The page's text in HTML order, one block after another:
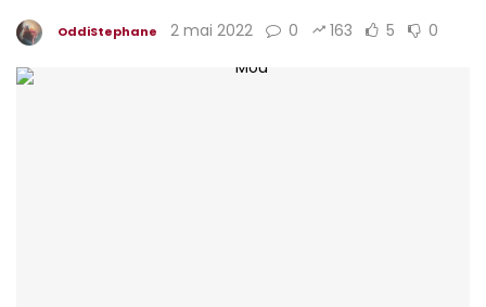
OddiStephane 2 mai 2022 0 163 5 0